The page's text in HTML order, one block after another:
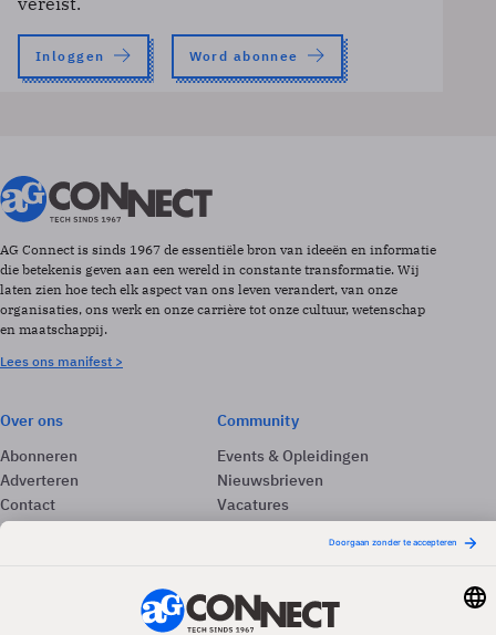
Inloggen Word abonnee
AG Connect is sinds 1967 de essentiële bron van ideeën en informatie
die betekenis geven aan een wereld in constante transformatie. Wij
laten zien hoe tech elk aspect van ons leven verandert, van onze
organisaties, ons werk en onze carrière tot onze cultuur, wetenschap
en maatschappij.
Lees ons manifest >
Over ons
Abonneren
Adverteren
Contact
Colofon
Community
Events & Opleidingen
Nieuwsbrieven
Vacatures